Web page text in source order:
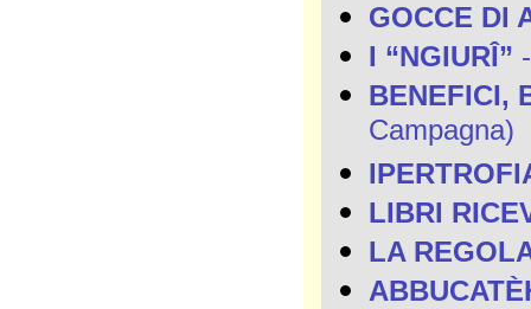
GOCCE DI
I “NGIURÎ”
BENEFICI,
Campagna)
LIBRI
LA